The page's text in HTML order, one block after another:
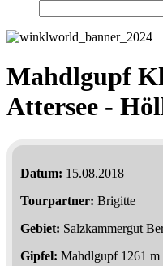
Mahdlgupf
Attersee -
Datum: 15.08.2018
Tourpartner: Brigitte
Gebiet: Salzkammergut
Gipfel: Mahdlgupf 1261 m